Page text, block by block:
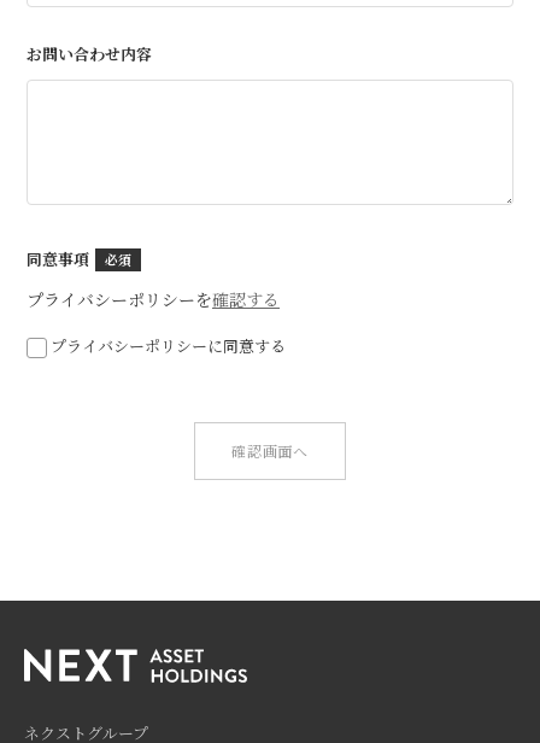
お問い合わせ内容
同意事項
プライバシーポリシーを確認する
プライバシーポリシーに同意する
確認画面へ
ネクストグループ